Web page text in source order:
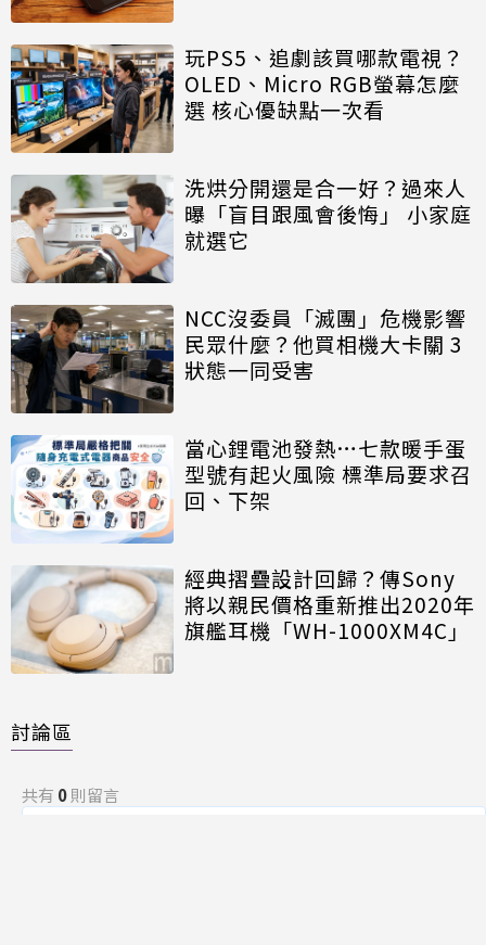
玩PS5、追劇該買哪款電視？
OLED、Micro RGB螢幕怎麼
選 核心優缺點一次看
洗烘分開還是合一好？過來人
曝「盲目跟風會後悔」 小家庭
就選它
NCC沒委員「滅團」危機影響
民眾什麼？他買相機大卡關 3
狀態一同受害
當心鋰電池發熱…七款暖手蛋
型號有起火風險 標準局要求召
回、下架
經典摺疊設計回歸？傳Sony
將以親民價格重新推出2020年
旗艦耳機「WH-1000XM4C」
討論區
共有 0則留言